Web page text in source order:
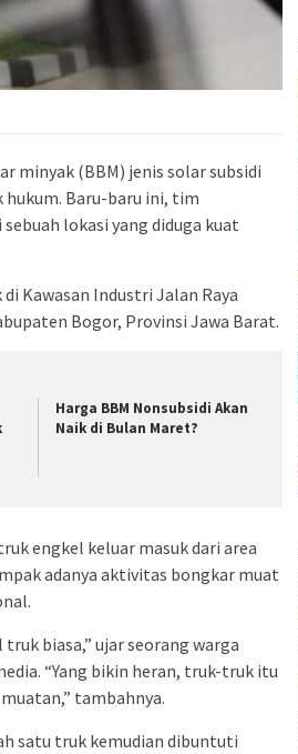
minyak (BBM) jenis solar subsidi
Baru-baru ini, tim
lokasi yang diduga kuat
Kawasan Industri Jalan Raya
Bogor, Provinsi Jawa Barat.
Harga BBM Nonsubsidi Akan
Naik di Bulan Maret?
engkel keluar masuk dari area
adanya aktivitas bongkar muat
biasa,” ujar seorang warga
“Yang bikin heran, truk-truk itu
tambahnya.
satu truk kemudian dibuntuti